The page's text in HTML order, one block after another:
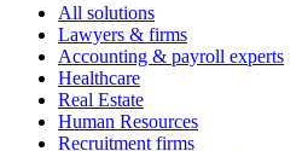
All solutions
Lawyers & firms
Accounting & payroll experts
Healthcare
Real Estate
Human Resources
Recruitment firms